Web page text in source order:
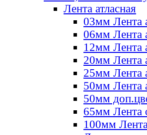
Лента атласная
03мм Лента
06мм Лента
12мм Лента
20мм Лента
25мм Лента
50мм Лента
50мм
65мм Лента
100мм Лента